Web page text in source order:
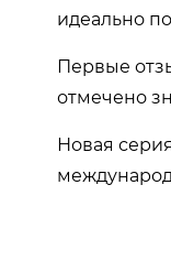
идеально
Первые
отмечено
Новая